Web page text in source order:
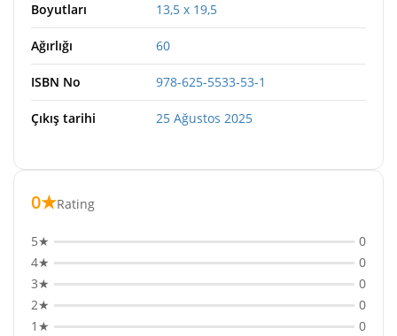
Boyutları 13,5 x 19,5
Ağırlığı 60
ISBN No 978-625-5533-53-1
Çıkış tarihi 25 Ağustos 2025
0★Rating
5★
0
4★
0
3★
0
2★
0
1★
0